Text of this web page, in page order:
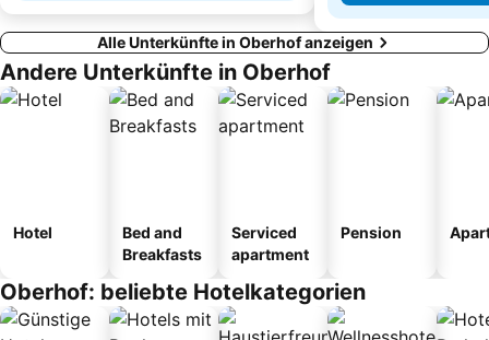
Alle Unterkünfte in Oberhof anzeigen
Andere Unterkünfte in Oberhof
Hotel
Bed and
Breakfasts
Serviced
apartment
Pension
Oberhof: beliebte Hotelkategorien